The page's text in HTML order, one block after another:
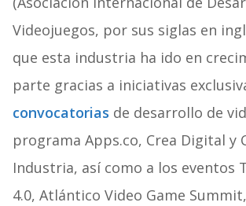
Videojuegos, por sus siglas en
que esta industria ha ido en
parte gracias a iniciativas
convocatorias de desarrollo de
programa Apps.co, Crea Digital y
Industria, así como a los eventos
4.0, Atlántico Video Game